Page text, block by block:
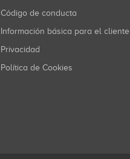
Código de conducta
Información básica para el cliente
Privacidad
Política de Cookies